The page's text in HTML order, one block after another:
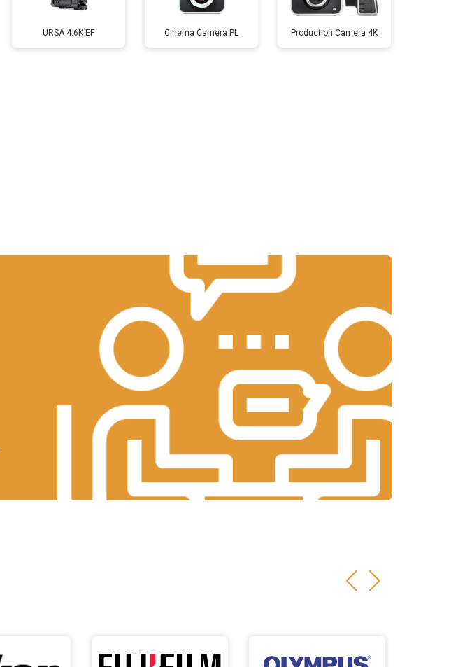
от 130 мин от 5000 ₽ Заказать
URSA 4.6K EF Cinema Camera PL Production Camera 4K